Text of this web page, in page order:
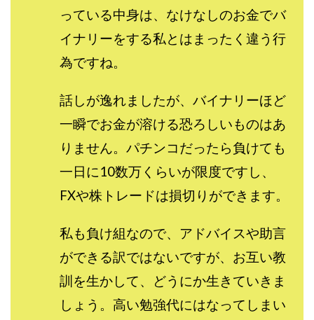
っている中身は、なけなしのお金でバ
イナリーをする私とはまったく違う行
為ですね。
話しが逸れましたが、バイナリーほど
一瞬でお金が溶ける恐ろしいものはあ
りません。パチンコだったら負けても
一日に10数万くらいが限度ですし、
FXや株トレードは損切りができます。
私も負け組なので、アドバイスや助言
ができる訳ではないですが、お互い教
訓を生かして、どうにか生きていきま
しょう。高い勉強代にはなってしまい